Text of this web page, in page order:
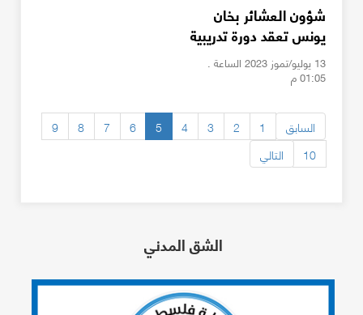
شؤون العشائر بخان
يونس تعقد دورة تدريبية
في حل قضايا الخلافات
13 يوليو/تموز 2023 الساعة .
01:05 م
السابق 1
2
3
4
5
6
7
8
9
10
التالي
الشق المدني